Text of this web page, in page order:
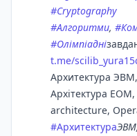
#Cryptography
#Алгоритми, #
#Олімпіадні
t.me/
Архитектура
Архітектура
architecture,
#АрхитектураЭВМ,